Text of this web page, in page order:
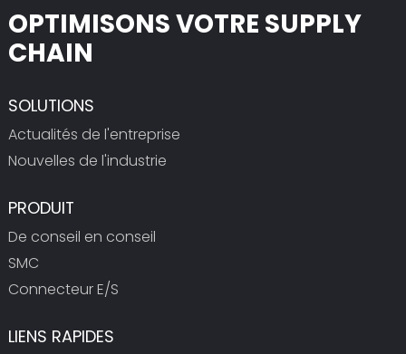
OPTIMISONS VOTRE SUPPLY
CHAIN
SOLUTIONS
Actualités de l'entreprise
Nouvelles de l'industrie
PRODUIT
De conseil en conseil
SMC
Connecteur E/S
LIENS RAPIDES